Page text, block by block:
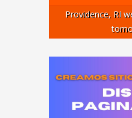
Providence, RI